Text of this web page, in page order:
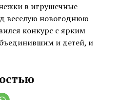
в игрушечные
веселую новогоднюю
конкурс с ярким
и детей, и